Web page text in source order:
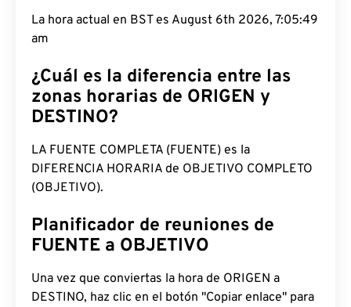
La hora actual en BST es August 6th 2026, 7:05:50
am
¿Cuál es la diferencia entre las
zonas horarias de ORIGEN y
DESTINO?
LA FUENTE COMPLETA (FUENTE) es la
DIFERENCIA HORARIA de OBJETIVO COMPLETO
(OBJETIVO).
Planificador de reuniones de
FUENTE a OBJETIVO
Una vez que conviertas la hora de ORIGEN a
DESTINO, haz clic en el botón "Copiar enlace" para